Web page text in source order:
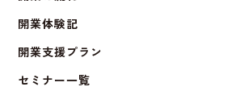
開業体験記
開業支援プラン
セミナー一覧